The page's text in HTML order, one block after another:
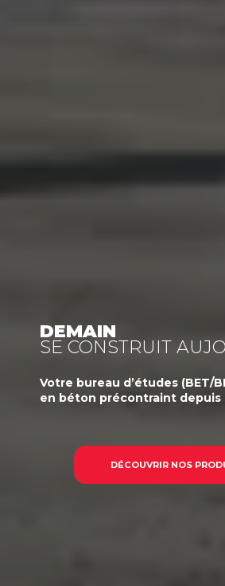
DEMAIN
SE CONSTRUIT
Votre bureau d’études (BET/
en béton précontraint depuis
DÉCOUVRIR NOS